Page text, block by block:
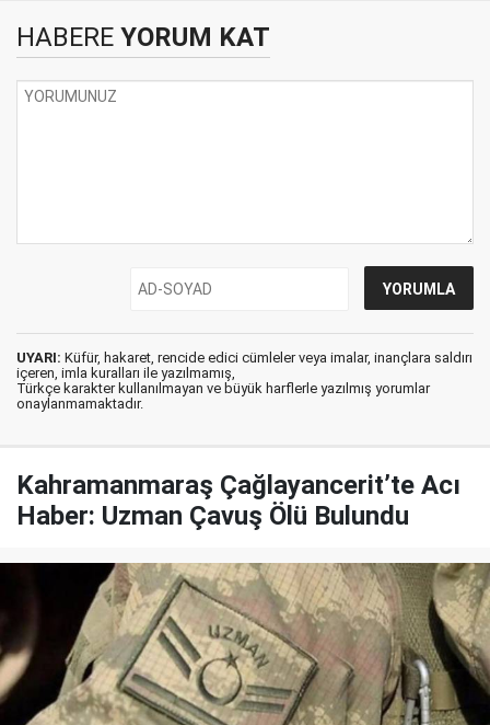
HABERE YORUM KAT
UYARI: Küfür, hakaret, rencide edici cümleler veya imalar, inançlara saldırı
içeren, imla kuralları ile yazılmamış,
Türkçe karakter kullanılmayan ve büyük harflerle yazılmış yorumlar
onaylanmamaktadır.
Kahramanmaraş Çağlayancerit’te Acı
Haber: Uzman Çavuş Ölü Bulundu